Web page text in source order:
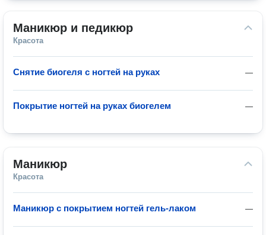
Маникюр и педикюр
Красота
—
Снятие биогеля с ногтей на руках
—
Покрытие ногтей на руках биогелем
Маникюр
Красота
—
Маникюр с покрытием ногтей гель-лаком